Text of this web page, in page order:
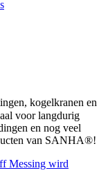
kogelkranen en
voor langdurig
en nog veel
van SANHA®!